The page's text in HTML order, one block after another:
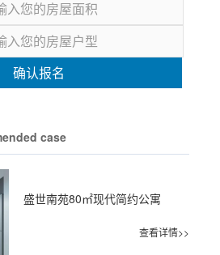
确认报名
case
盛世南苑80㎡现代简约公寓
查看详情>>